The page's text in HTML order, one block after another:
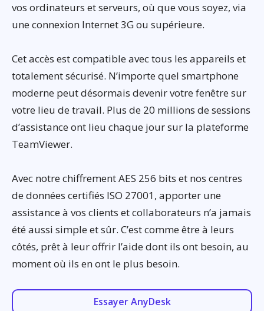
vos ordinateurs et serveurs, où que vous soyez, via
une connexion Internet 3G ou supérieure.
Cet accès est compatible avec tous les appareils et
totalement sécurisé. N’importe quel smartphone
moderne peut désormais devenir votre fenêtre sur
votre lieu de travail. Plus de 20 millions de sessions
d’assistance ont lieu chaque jour sur la plateforme
TeamViewer.
Avec notre chiffrement AES 256 bits et nos centres
de données certifiés ISO 27001, apporter une
assistance à vos clients et collaborateurs n’a jamais
été aussi simple et sûr. C’est comme être à leurs
côtés, prêt à leur offrir l’aide dont ils ont besoin, au
moment où ils en ont le plus besoin.
Essayer AnyDesk